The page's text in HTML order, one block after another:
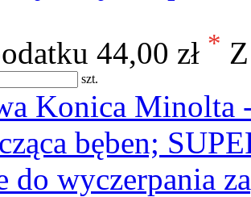
44,00 zł *
szt.